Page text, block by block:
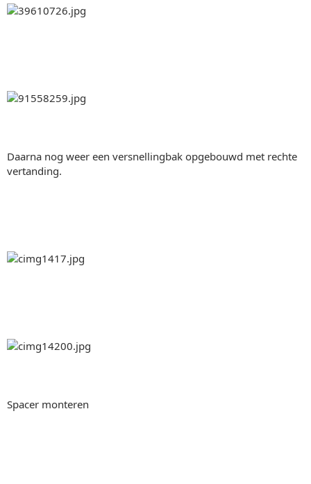
Daarna nog weer een versnellingbak opgebouwd met rechte
vertanding.
Spacer monteren